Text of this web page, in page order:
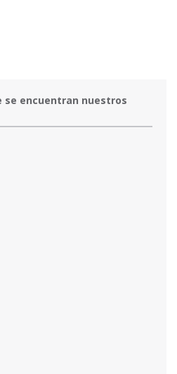
se encuentran nuestros